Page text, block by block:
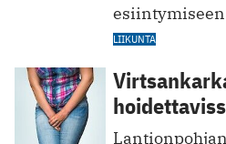
LIIKUNTA